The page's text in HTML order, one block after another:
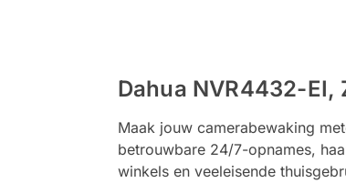
Dahua NVR4432-EI,
Maak jouw camerabewaking
betrouwbare 24/7-opnames,
winkels en veeleisende